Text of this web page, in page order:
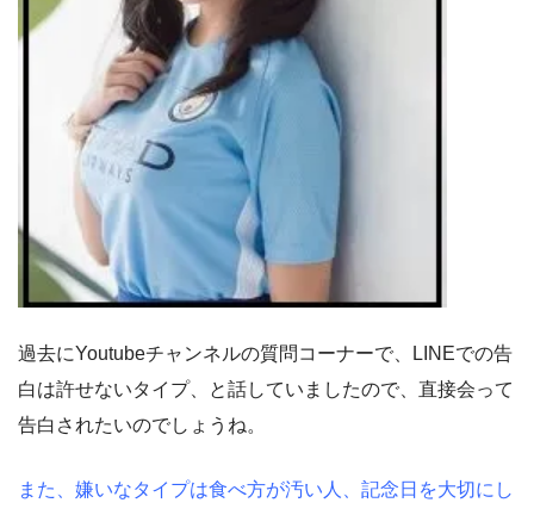
過去にYoutubeチャンネルの質問コーナーで、LINEでの告
白は許せないタイプ、と話していましたので、直接会って
告白されたいのでしょうね。
また、嫌いなタイプは食べ方が汚い人、記念日を大切にし